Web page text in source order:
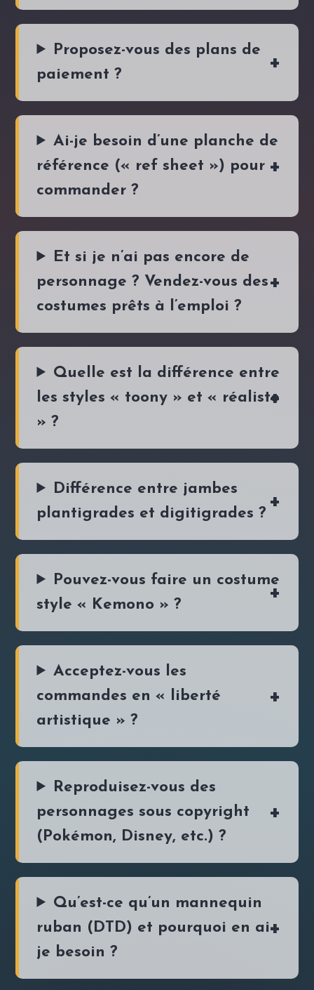
Proposez-vous des plans de
paiement ?
Ai-je besoin d’une planche de
référence (« ref sheet ») pour
commander ?
Et si je n’ai pas encore de
personnage ? Vendez-vous des
costumes prêts à l’emploi ?
Quelle est la différence entre
les styles « toony » et « réaliste
» ?
Différence entre jambes
plantigrades et digitigrades ?
Pouvez-vous faire un costume
style « Kemono » ?
Acceptez-vous les
commandes en « liberté
artistique » ?
Reproduisez-vous des
personnages sous copyright
(Pokémon, Disney, etc.) ?
Qu’est-ce qu’un mannequin
ruban (DTD) et pourquoi en ai-
je besoin ?